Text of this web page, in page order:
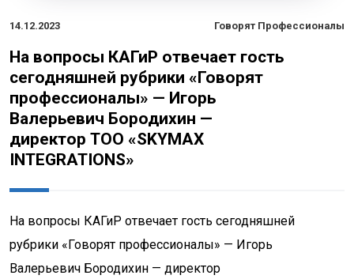
14.12.2023 Говорят Профессионалы
На вопросы КАГиР отвечает гость
сегодняшней рубрики «Говорят
профессионалы» — Игорь
Валерьевич Бородихин —
директор ТОО «SKYMAX
INTEGRATIONS»
На вопросы КАГиР отвечает гость сегодняшней
рубрики «Говорят профессионалы» — Игорь
Валерьевич Бородихин — директор